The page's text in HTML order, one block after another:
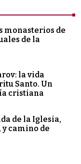
monasterios de
de la
la vida
Santo. Un
cristiana
de la Iglesia,
camino de